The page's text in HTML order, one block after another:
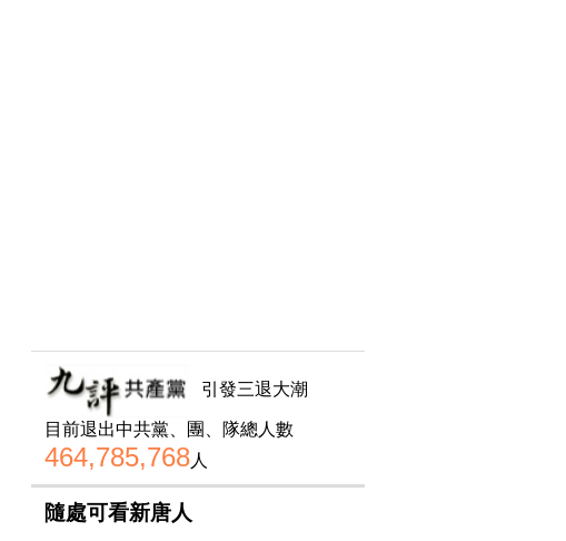
引發三退大潮
目前退出中共黨、團、隊總人數
464,785,768人
隨處可看新唐人